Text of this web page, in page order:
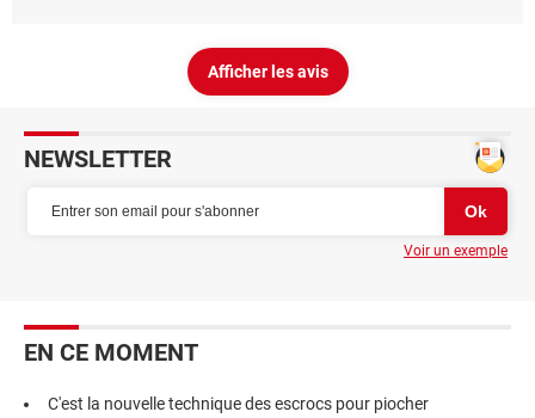
Afficher les avis
NEWSLETTER
Voir un exemple
EN CE MOMENT
C'est la nouvelle technique des escrocs pour piocher